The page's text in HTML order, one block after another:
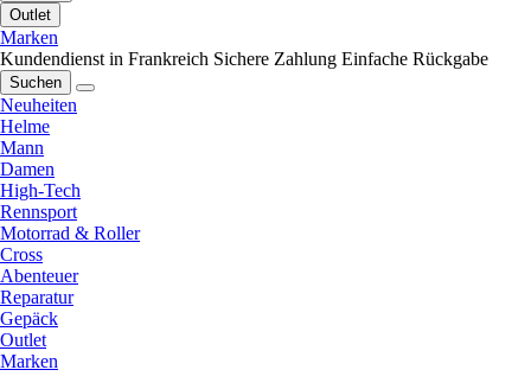
Outlet
Marken
Kundendienst in Frankreich Sichere Zahlung Einfache Rückgabe
Suchen
Neuheiten
Helme
Mann
Damen
High-Tech
Rennsport
Motorrad & Roller
Cross
Abenteuer
Reparatur
Gepäck
Outlet
Marken